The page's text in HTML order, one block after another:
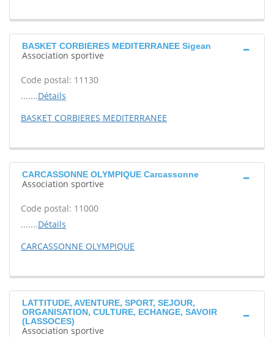
BASKET CORBIERES MEDITERRANEE Sigean
Association sportive
Code postal: 11130
.......Détails
BASKET CORBIERES MEDITERRANEE
CARCASSONNE OLYMPIQUE Carcassonne
Association sportive
Code postal: 11000
.......Détails
CARCASSONNE OLYMPIQUE
LATTITUDE, AVENTURE, SPORT, SEJOUR,
ORGANISATION, CULTURE, ECHANGE, SAVOIR
(LASSOCES)
Association sportive